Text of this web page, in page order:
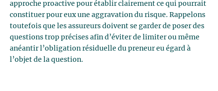
approche proactive pour établir clairement ce qui pourrait
constituer pour eux une aggravation du risque. Rappelons
toutefois que les assureurs doivent se garder de poser des
questions trop précises afin d’éviter de limiter ou même
anéantir l’obligation résiduelle du preneur eu égard à
l’objet de la question.